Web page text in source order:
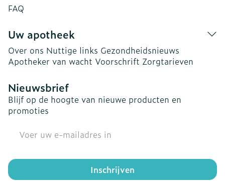
FAQ
Uw apotheek
Over ons Nuttige links Gezondheidsnieuws
Apotheker van wacht Voorschrift Zorgtarieven
Nieuwsbrief
Blijf op de hoogte van nieuwe producten en
promoties
Inschrijven